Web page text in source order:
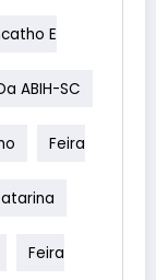
E
ABIH-SC
Feira
Feira